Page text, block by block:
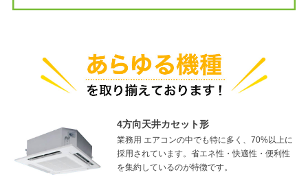
4方向天井カセット形
業務用 エアコンの中でも特に多く、70%以上に
採用されています。省エネ性・快適性・便利性
を集約しているのが特徴です。